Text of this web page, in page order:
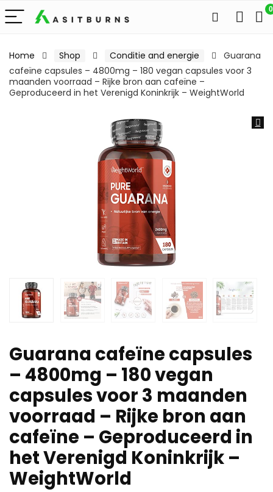
0
Home Shop Conditie and energie
Guarana
cafeïne capsules – 4800mg – 180 vegan capsules voor 3
maanden voorraad – Rijke bron aan cafeïne –
Geproduceerd in het Verenigd Koninkrijk – WeightWorld
Guarana cafeïne capsules
– 4800mg – 180 vegan
capsules voor 3 maanden
voorraad – Rijke bron aan
cafeïne – Geproduceerd in
het Verenigd Koninkrijk –
WeightWorld